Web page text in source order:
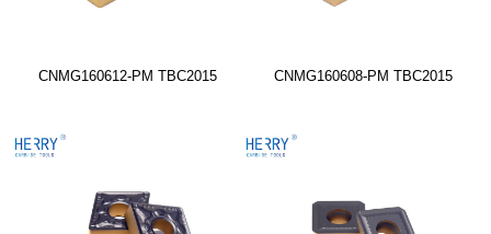
CNMG160612-PM TBC2015 CNMG160608-PM TBC2015